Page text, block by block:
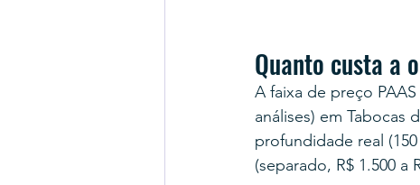
Quanto custa a
A faixa de preço
análises) em Tabocas
profundidade real
(separado, R$ 1.500 a